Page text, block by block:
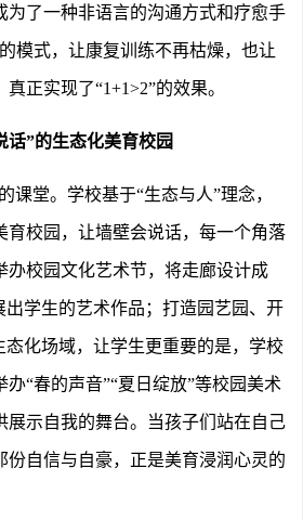
为了一种非语言的沟通方式和疗愈手
模式，让康复训练不再枯燥，也让
正实现了“1+1>2”的效果。
话”的生态化美育校园
课堂。学校基于“生态与人”理念，
育校园，让墙壁会说话，每一个角落
办校园文化艺术节，将走廊设计成
出学生的艺术作品；打造园艺园、开
态化场域，让学生更重要的是，学校
“春的声音”“夏日绽放”等校园美术
展示自我的舞台。当孩子们站在自己
份自信与自豪，正是美育浸润心灵的